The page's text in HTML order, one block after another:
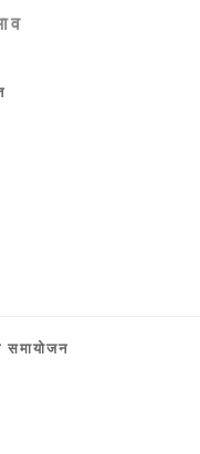
समायोजन